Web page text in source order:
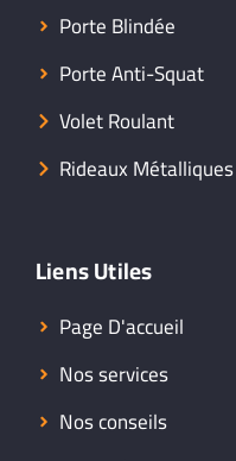
Porte Blindée
Porte Anti-Squat
Volet Roulant
Rideaux Métalliques
Liens Utiles
Page D'accueil
Nos services
Nos conseils